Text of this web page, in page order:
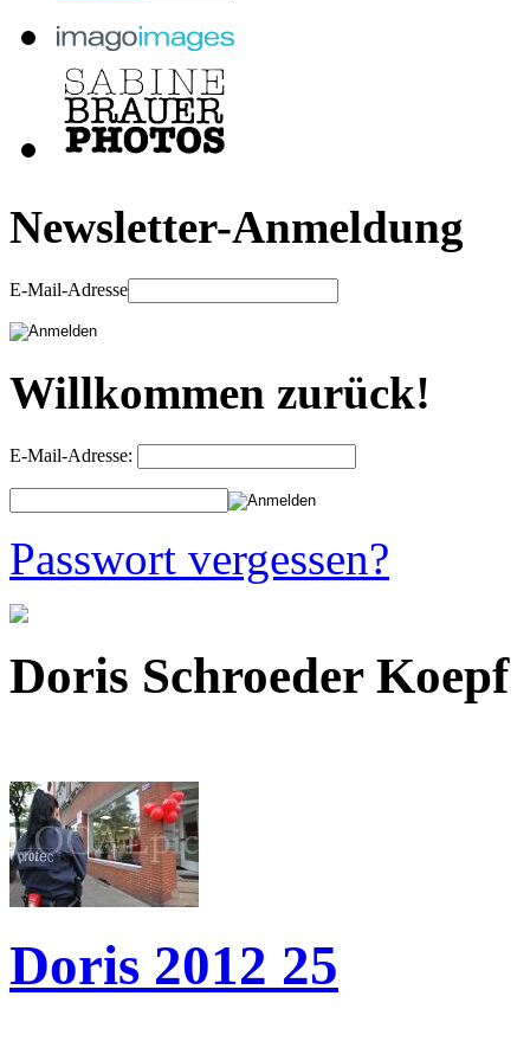
Newsletter-Anmeldung
E-Mail-Adresse
Willkommen zurück!
E-Mail-Adresse:
Passwort vergessen?
Doris Schroeder Koepf
Doris 2012 25